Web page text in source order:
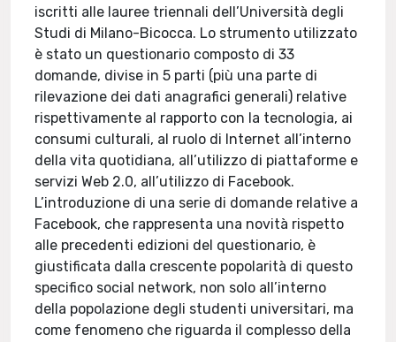
iscritti alle lauree triennali dell’Università degli
Studi di Milano-Bicocca. Lo strumento utilizzato
è stato un questionario composto di 33
domande, divise in 5 parti (più una parte di
rilevazione dei dati anagrafici generali) relative
rispettivamente al rapporto con la tecnologia, ai
consumi culturali, al ruolo di Internet all’interno
della vita quotidiana, all’utilizzo di piattaforme e
servizi Web 2.0, all’utilizzo di Facebook.
L’introduzione di una serie di domande relative a
Facebook, che rappresenta una novità rispetto
alle precedenti edizioni del questionario, è
giustificata dalla crescente popolarità di questo
specifico social network, non solo all’interno
della popolazione degli studenti universitari, ma
come fenomeno che riguarda il complesso della